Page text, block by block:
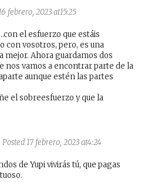
febrero, 2023 at15:25
el esfuerzo que estáis
con vosotros, pero, es una
mejor. Ahora guardamos dos
nos vamos a encontrar parte de la
aunque estén las partes
el sobreesfuerzo y que la
Posted 17 febrero, 2023 at4:24
de Yupi vivirás tú, que pagas